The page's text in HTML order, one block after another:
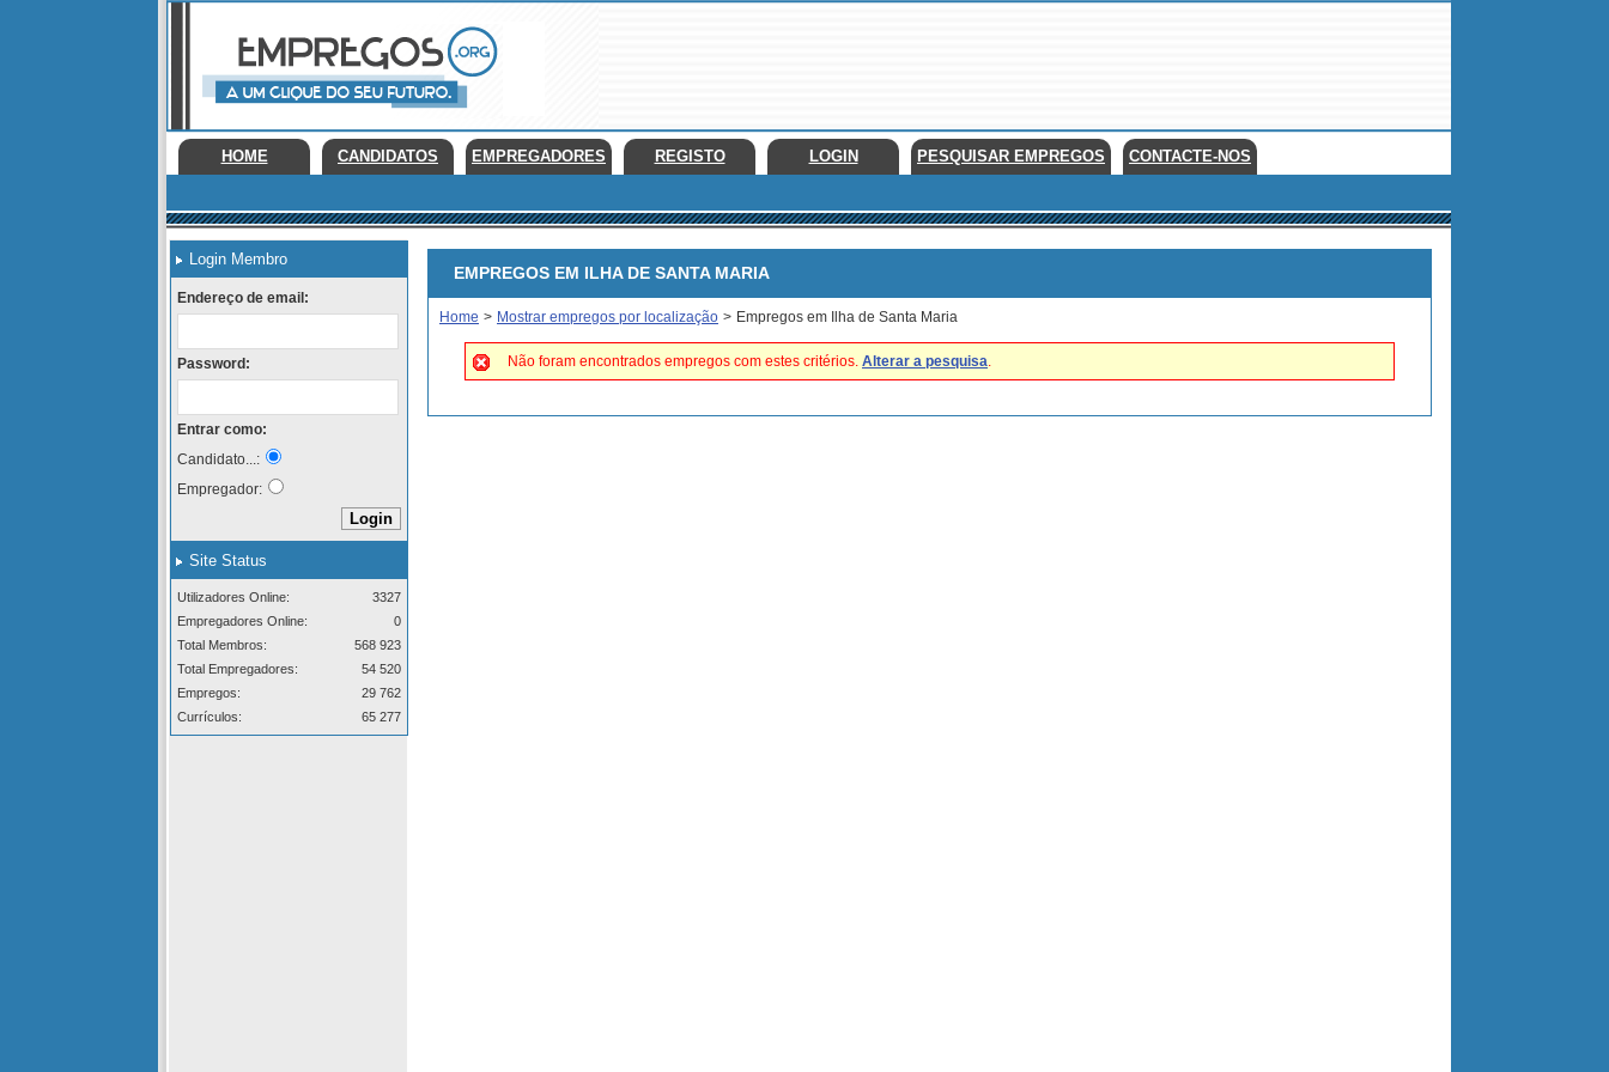
HOME CANDIDATOS EMPREGADORES REGISTO LOGIN PESQUISAR EMPREGOS CONTACTE-NOS
Login Membro
Endereço de email:
Password:
Entrar como:
Candidato...:
Empregador:
Site Status
Utilizadores Online:
3327
Empregadores Online:
0
Total Membros:
568 923
Total Empregadores:
54 520
Empregos:
29 762
Currículos:
65 277
EMPREGOS EM ILHA DE SANTA MARIA
Home > Mostrar empregos por localização > Empregos em Ilha de Santa Maria
Não foram encontrados empregos com estes critérios. Alterar a pesquisa.